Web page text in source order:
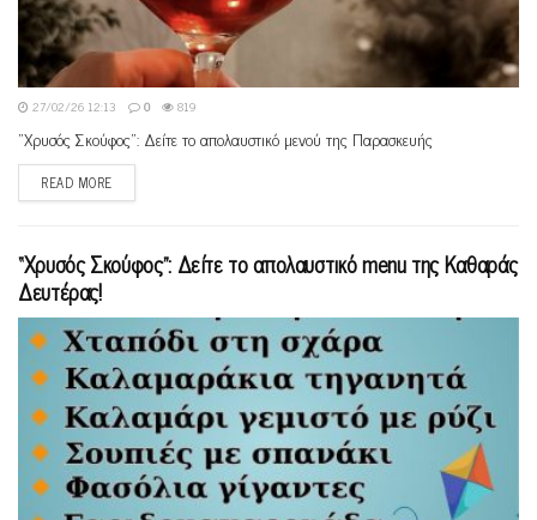
27/02/26 12:13 0 819
"Xρυσός Σκούφος": Δείτε το απολαυστικό μενού της Παρασκευής
READ MORE
“Χρυσός Σκούφος”: Δείτε το απολαυστικό menu της Καθαράς
Δευτέρας!